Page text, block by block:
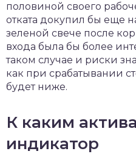
половиной своего
отката докупил бы еще
зеленой свече после
входа была бы более
таком случае и риски
как при срабатывании
будет ниже.
К каким
индикатор